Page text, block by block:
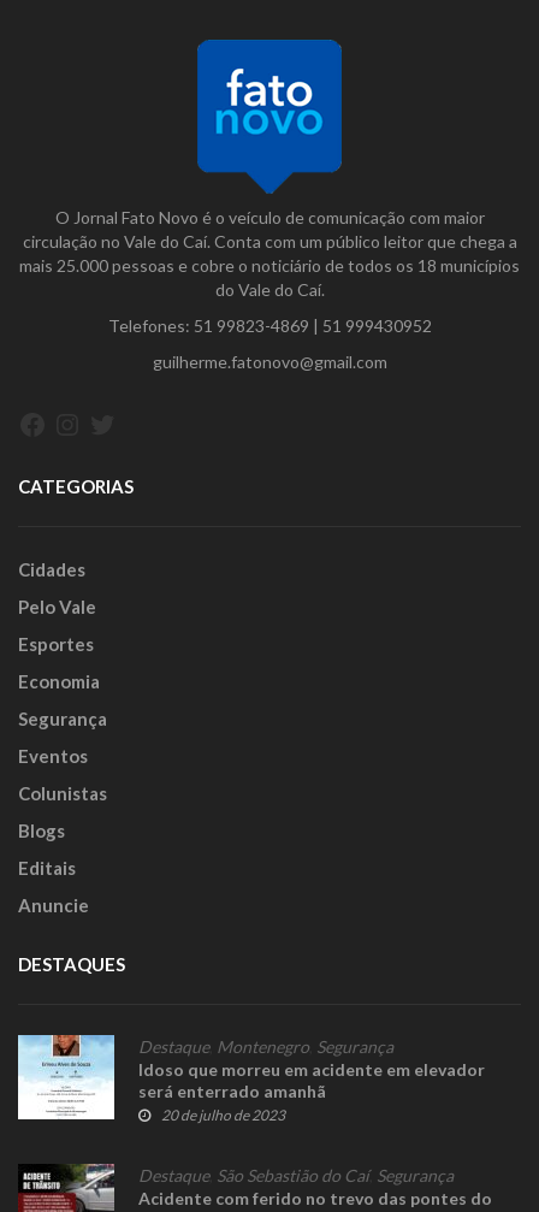
O Jornal Fato Novo é o veículo de comunicação com maior
circulação no Vale do Caí. Conta com um público leitor que chega a
mais 25.000 pessoas e cobre o noticiário de todos os 18 municípios
do Vale do Caí.
Telefones: 51 99823-4869 | 51 999430952
guilherme.fatonovo@gmail.com
CATEGORIAS
Cidades
Pelo Vale
Esportes
Economia
Segurança
Eventos
Colunistas
Blogs
Editais
Anuncie
DESTAQUES
Destaque, Montenegro Segurança
Idoso que morreu em acidente em elevador
será enterrado amanhã
20 de julho de 2023
Destaque, São Sebastião do Caí, Segurança
Acidente com ferido no trevo das pontes do